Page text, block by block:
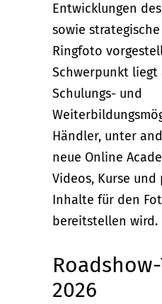
Entwicklungen
sowie
Ringfoto
Schwerpunkt liegt
Schulungs- und
Händler, unter
neue Online
Videos, Kurse und
Inhalte für den
bereitstellen wird.
2026